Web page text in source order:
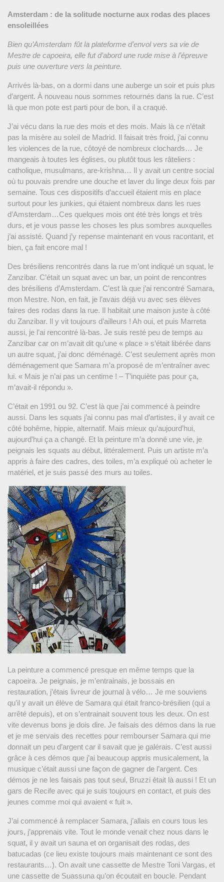
Amsterdam : de la solitude nocturne aux rodas des places
ensoleillées
Bien qu’Amsterdam fût la plateforme d’envol vers sa vie de
Mestre de capoeira, elle fut d’abord une rude mise à l’épreuve
puis une ouverture vers la peinture.
Arrivés là-bas, on a dormi dans une auberge un soir et puis plus
d’argent. À nouveau nous sommes retournés dans la rue. C’est
là que mon pote est parti pour de bon, il a craqué.
J’ai vécu dans la rue des mois et des mois. Mais là ce n’était
pas la misère au soleil de Madrid. Il faisait très froid, j’ai connu
les violences de la rue, côtoyé de nombreux clochards… Je
mangeais à toutes les églises, ou plutôt tous les râteliers :
catholique, musulmans, are-krishna… Il y avait un centre social
où tu pouvais prendre une douche et laver du linge deux fois par
semaine. Tous ces dispositifs d’accueil étaient mis en place
surtout pour les junkies, qui étaient nombreux dans les rues
d’Amsterdam…Ces quelques mois ont été très longs et très
durs, et je vous passe les choses les plus sombres auxquelles
j’ai assisté. Quand j’y repense maintenant en vous racontant, et
bien, ça fait encore mal !
Des brésiliens rencontrés dans la rue m’ont indiqué un squat, le
Zanzibar. C’était un squat avec un bar, un point de rencontres
des brésiliens d’Amsterdam. C’est là que j’ai rencontré Samara,
mon Mestre. Non, en fait, je l’avais déjà vu avec ses élèves
faires des rodas dans la rue. Il habitait une maison juste à côté
du Zanzibar. Il y vit toujours d’ailleurs ! Ah oui, et puis Marreta
aussi, je l’ai rencontré là-bas. Je suis resté peu de temps au
Zanzibar car on m’avait dit qu’une « place » s’était libérée dans
un autre squat, j’ai donc déménagé. C’est seulement après mon
déménagement que Samara m’a proposé de m’entraîner avec
lui. « Mais je n’ai pas un centime ! – T’inquiète pas pour ça,
m’avait-il répondu ».
C’était en 1991 ou 92. C’est là que j’ai commencé à peindre
aussi. Dans les squats j’ai connu pas mal d’artistes, il y avait ce
côté bohême, hippie, alternatif. Mais mieux qu’aujourd’hui,
aujourd’hui ça a changé. Et la peinture m’a donné une vie, je
peignais les squats au début, littéralement. Puis un artiste m’a
appris à faire des cadres, des toiles, m’a expliqué où acheter le
matériel, et je suis passé des murs au toiles.
La peinture a commencé presque en même temps que la
capoeira. Je peignais, je m’entrainais, je bossais en
restauration, j’étais livreur de journal à vélo… Je me souviens
qu’il y avait un élève de Samara qui était franco-brésilien (qui a
arrêté depuis), et on s’entrainait souvent tous les deux. On est
vite devenus bons je dois dire. Je faisais des démos dans la rue
et je me servais des recettes pour rembourser Samara qui me
donnait un peu d’argent car il savait que je galérais. C’est aussi
grâce à ces démos que j’ai beaucoup appris musicalement, la
musique c’était aussi une façon de gagner de l’argent. Ces
démos je ne les faisais pas tout seul, Bruzzi était là aussi ! Et un
gars de Recife avec qui je suis toujours en contact, et puis des
jeunes comme moi qui avaient « fuit ».
J’ai commencé à remplacer Samara, j’allais en cours tous les
jours, j’apprenais vite. Tout le monde venait chez nous dans le
squat, il y avait un sauna et on organisait des rodas, des
batucadas (ce lieu existe toujours mais maintenant ce sont des
restaurants…). On avait une cassette de Mestre Toni Vargas, et
une cassette de Suassuna qu’on écoutait en boucle. Pendant